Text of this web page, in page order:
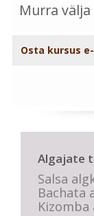
Murra
Osta kursus
Algajate
Salsa
Bachata
Kizomba